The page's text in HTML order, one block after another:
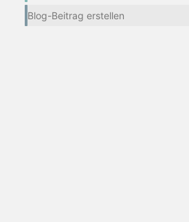
Blog-Beitrag erstellen